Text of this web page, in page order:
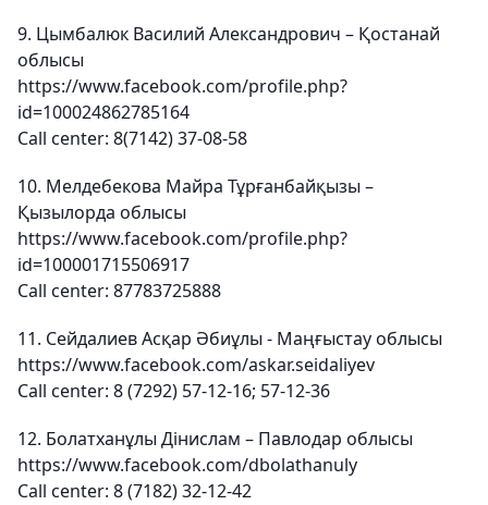
9. Цымбалюк Василий Александрович – Қостанай
облысы
https://www.facebook.com/profile.php?
id=100024862785164
Call center: 8(7142) 37-08-58
10. Мелдебекова Майра Тұрғанбайқызы –
Қызылорда облысы
https://www.facebook.com/profile.php?
id=100001715506917
Call center: 87783725888
11. Сейдалиев Асқар Әбиұлы - Маңғыстау облысы
https://www.facebook.com/askar.seidaliyev
Call center: 8 (7292) 57-12-16; 57-12-36
12. Болатханұлы Дінислам – Павлодар облысы
https://www.facebook.com/dbolathanuly
Call center: 8 (7182) 32-12-42